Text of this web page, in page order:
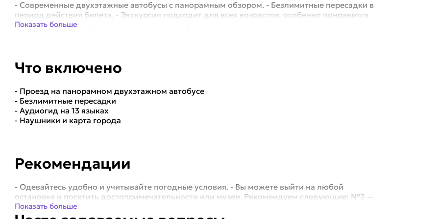
- Современные двухэтажные автобусы с панорамным обзором. - Безлимитные пересадки в
период действия билета. - Экскурсия подходит для всех возрастов, особенно понравится
семьям с детьми. - Аудиогид на 13 языках: русский...
Показать больше
Что включено
- Проезд на панорамном двухэтажном автобусе
- Безлимитные пересадки
- Аудиогид на 13 языках
- Наушники и карта города
Рекомендации
- Одевайтесь удобно и учитывайте погодные условия. - Вы можете выйти на любой
остановке и посетить достопримечательности или музеи. Рекомендуем следующие: №2 —
Музей Фаберже, Аничков мост; №4 — Русский музей; №5 — Ка...
Показать больше